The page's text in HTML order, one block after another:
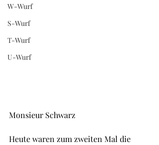
W-Wurf
S-Wurf
T-Wurf
U-Wurf
Monsieur Schwarz
Heute waren zum zweiten Mal die